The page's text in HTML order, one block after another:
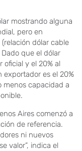
mostrando alguna
pero en
dólar cable
que el dólar
oficial y el 20% al
exportador es el 20%
menos capacidad a
Aires comenzó a
de referencia.
ni nuevos
valor”, indica el